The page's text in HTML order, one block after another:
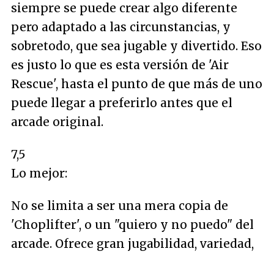
siempre se puede crear algo diferente
pero adaptado a las circunstancias, y
sobretodo, que sea jugable y divertido. Eso
es justo lo que es esta versión de 'Air
Rescue', hasta el punto de que más de uno
puede llegar a preferirlo antes que el
arcade original.
7,5
Lo mejor:
No se limita a ser una mera copia de
'Choplifter', o un "quiero y no puedo" del
arcade. Ofrece gran jugabilidad, variedad,